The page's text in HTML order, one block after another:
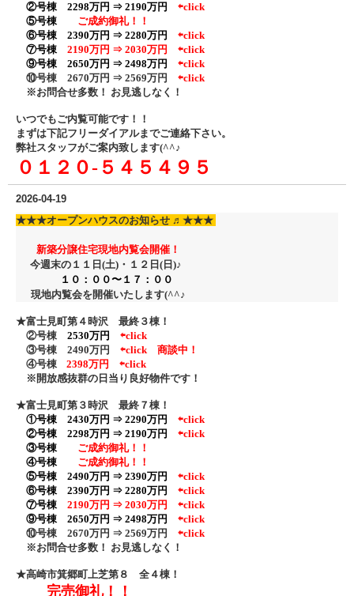
②号棟
2298万円 ⇒ 2190万円
⇦click
⑤号棟
ご成約御礼！！
⑥号棟 2390万円 ⇒ 2280万円
⇦click
⑦号棟
2190万円 ⇒ 2030万円 ⇦click
⑨号棟 2650万円 ⇒ 2498万円
⇦click
⑩号棟 2670万円 ⇒ 2569万円 ⇦click
※お問合せ多数！ お見逃しなく！
いつでもご内覧可能です！！
まずは下記フリーダイアルまでご連絡下さい。
弊社スタッフがご案内致します(^^♪
０１２０‐５４５４９５
2026-04-19
★★★オープンハウスのお知らせ ♬ ★★★
新築分譲住宅現地内覧会開催！
今週末の１１日(土)・１２日 (日)♪
１０：００〜１７：００
現地内覧会を開催いたします(^^♪
★富士見町第４時沢 最終３棟！
②号棟 2530万円
⇦click
③号棟 2490万円 ⇦click
商談中！
④号棟
2398万円 ⇦click
※開放感抜群の日当り良好物件です！
★富士見町第３時沢 最終７棟！
①号棟 2430万円 ⇒ 2290万円
⇦click
②号棟
2298万円 ⇒ 2190万円
⇦click
③号棟
ご成約御礼！！
④号棟
ご成約御礼！！
⑤号棟 2490万円 ⇒ 2390万円
⇦click
⑥号棟 2390万円 ⇒ 2280万円
⇦click
⑦号棟
2190万円 ⇒ 2030万円 ⇦click
⑨号棟 2650万円 ⇒ 2498万円
⇦click
⑩号棟 2670万円 ⇒ 2569万円 ⇦click
※お問合せ多数！ お見逃しなく！
★高崎市箕郷町上芝第８ 全４棟！
完売御礼！！